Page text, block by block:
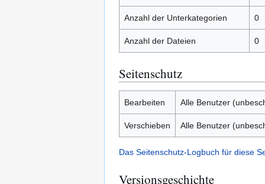
Anzahl der Unterkategorien 0
Anzahl der Dateien 0
Seitenschutz
Bearbeiten Alle Benutzer
Verschieben Alle Benutzer
Das Seitenschutz-Logbuch für diese
Versionsgeschichte